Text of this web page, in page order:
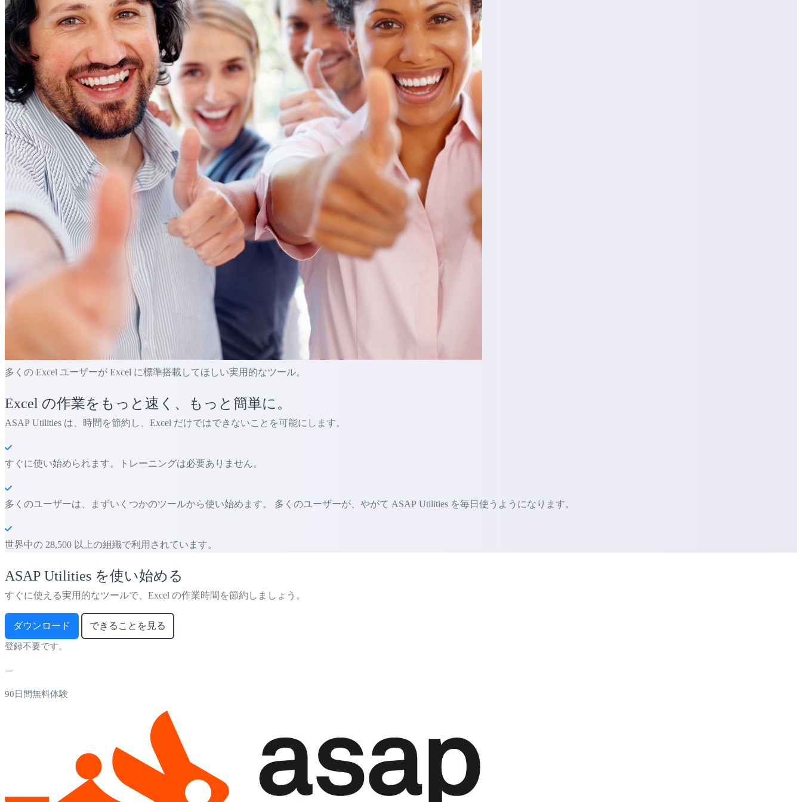
多くの Excel ユーザーが Excel に標準搭載してほしい実用的なツール。
Excel の作業をもっと速く、もっと簡単に。
ASAP Utilities は、時間を節約し、Excel だけではできないことを可能にします。
すぐに使い始められます。トレーニングは必要ありません。
多くのユーザーは、まずいくつかのツールから使い始めます。 多くのユーザーが、やがて ASAP Utilities を毎日使うようになります。
世界中の 28,500 以上の組織で利用されています。
ASAP Utilities を使い始める
すぐに使える実用的なツールで、Excel の作業時間を節約しましょう。
ダウンロード できることを見る
登録不要です。
90日間無料体験